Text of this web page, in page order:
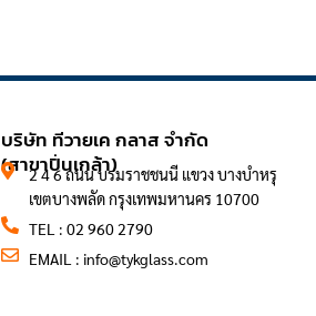
บริษัท ทีวายเค กลาส จำกัด
(สาขาปิ่นเกล้า)
2 4 6 ถนน บรมราชชนนี แขวง บางบำหรุ
เขตบางพลัด กรุงเทพมหานคร 10700
TEL : 02 960 2790
EMAIL : info@tykglass.com